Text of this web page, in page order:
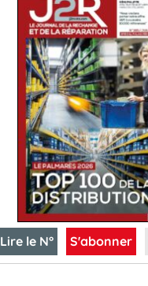
Lire le N° S'abonner